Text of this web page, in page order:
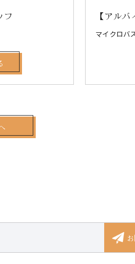
フ 【アル
マイクロバ